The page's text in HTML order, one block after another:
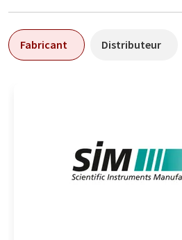
Fabricant Distributeur